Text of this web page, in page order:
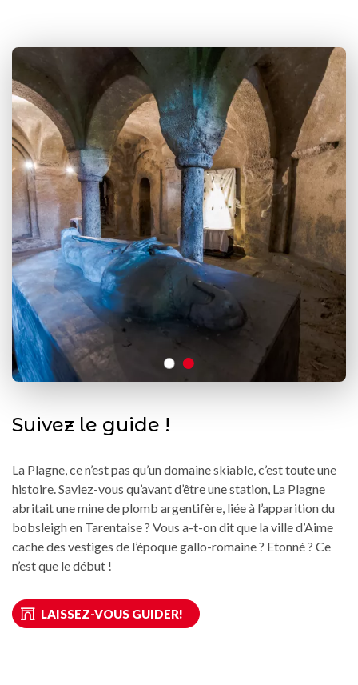
Suivez le guide !
La Plagne, ce n’est pas qu’un domaine skiable, c’est toute une
histoire. Saviez-vous qu’avant d’être une station, La Plagne
abritait une mine de plomb argentifère, liée à l’apparition du
bobsleigh en Tarentaise ? Vous a-t-on dit que la ville d’Aime
cache des vestiges de l’époque gallo-romaine ? Etonné ? Ce
n’est que le début !
LAISSEZ-VOUS GUIDER!